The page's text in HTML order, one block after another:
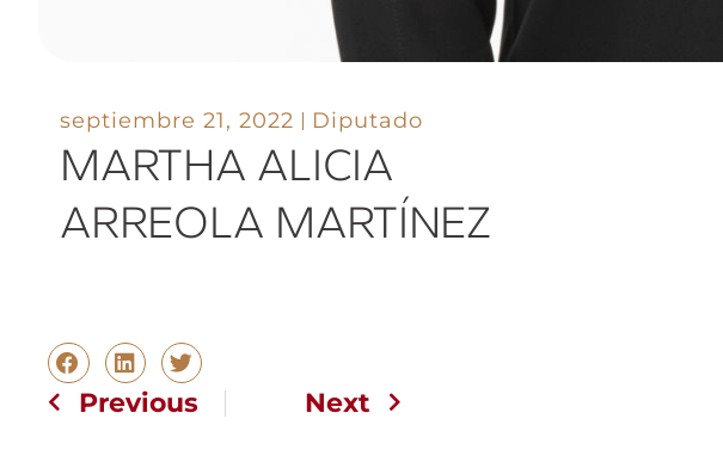
septiembre 21, 2022 Diputado
MARTHA ALICIA
ARREOLA MARTÍNEZ
Previous Next